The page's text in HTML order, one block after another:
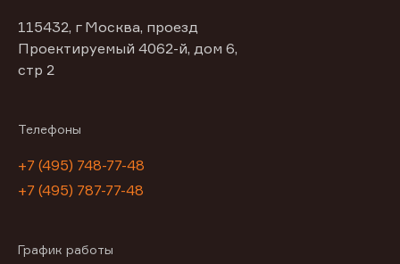
115432, г Москва, проезд
Проектируемый 4062-й, дом 6,
стр 2
Телефоны
+7 (495) 748-77-48
+7 (495) 787-77-48
График работы